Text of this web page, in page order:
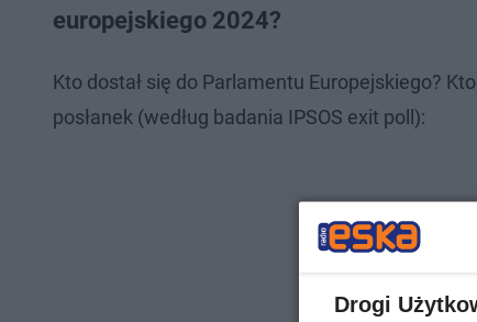
europejskiego 2024?
Kto dostał się do Parlamentu Europejskiego?
posłanek (według badania IPSOS exit poll):
Drogi